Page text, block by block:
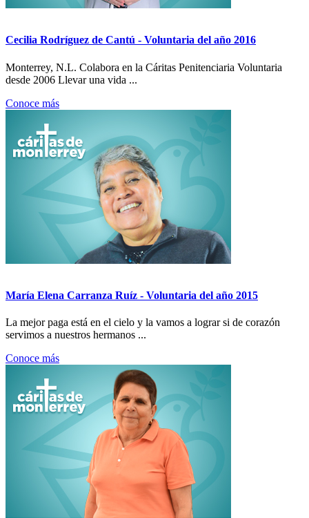
Cecilia Rodríguez de Cantú - Voluntaria del año 2016
Monterrey, N.L. Colabora en la Cáritas Penitenciaria Voluntaria
desde 2006 Llevar una vida ...
Conoce más
María Elena Carranza Ruíz - Voluntaria del año 2015
La mejor paga está en el cielo y la vamos a lograr si de corazón
servimos a nuestros hermanos ...
Conoce más